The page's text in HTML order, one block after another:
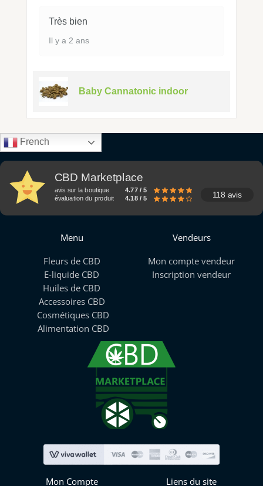
Très bien
Il y a 2 ans
Baby Cannatonic indoor
French
CBD Marketplace
avis sur la boutique
4.77 / 5
évaluation du produit
4.18 / 5 118 avis
Menu
Fleurs de CBD
E-liquide CBD
Huiles de CBD
Accessoires CBD
Cosmétiques CBD
Alimentation CBD
Vendeurs
Mon compte vendeur
Inscription vendeur
Mon Compte Liens du site